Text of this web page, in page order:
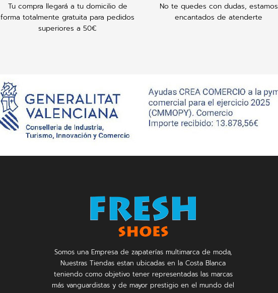
Tu compra llegará a tu domicilio de
forma totalmente gratuita para pedidos
superiores a 50€
No te quedes con dudas, estamos
encantados de atenderte
Somos una Empresa de zapaterías multimarca de moda,
Nuestras Tiendas estan ubicadas en la Costa Blanca
teniendo como objetivo tener representadas las marcas
más vanguardistas y de mayor prestigio en el mundo del